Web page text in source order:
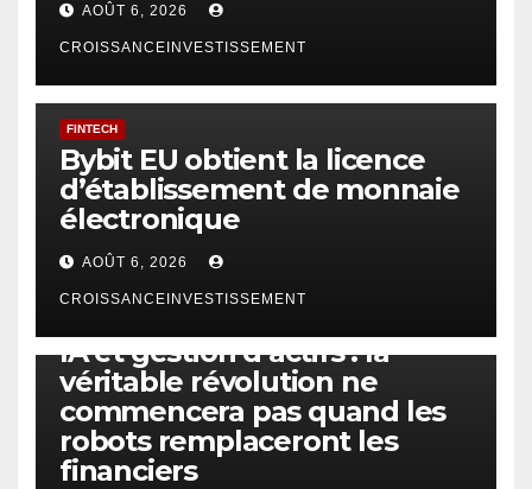
AOÛT 6, 2026
CROISSANCEINVESTISSEMENT
FINTECH
Bybit EU obtient la licence
d’établissement de monnaie
électronique
AOÛT 6, 2026
CROISSANCEINVESTISSEMENT
IA et gestion d’actifs : la
véritable révolution ne
commencera pas quand les
robots remplaceront les
financiers